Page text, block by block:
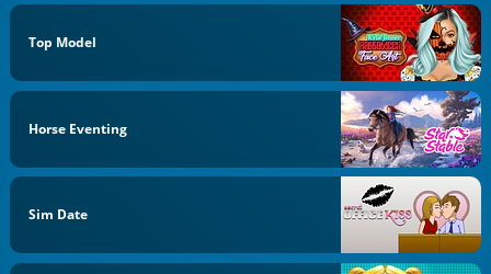
Top Model
Horse Eventing
Sim Date